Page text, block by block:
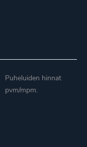
Puheluiden hinnat
pvm/mpm.